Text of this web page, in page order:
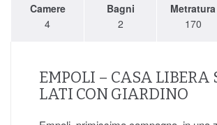
Camere
4
Bagni
2
Metratura
170
EMPOLI – CASA LIBERA
LATI CON GIARDINO